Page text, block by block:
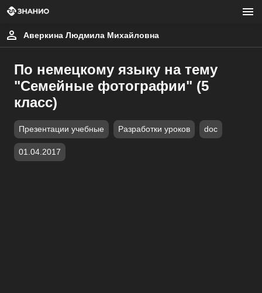
Аверкина Людмила Михайловна
По немецкому языку на тему
"Семейные фотографии" (5
класс)
Презентации учебные Разработки уроков doc
01.04.2017